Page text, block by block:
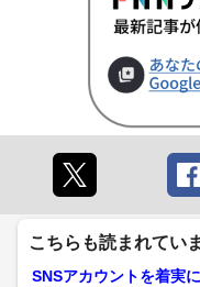
こちらも読まれてい
SNSアカウントを着実